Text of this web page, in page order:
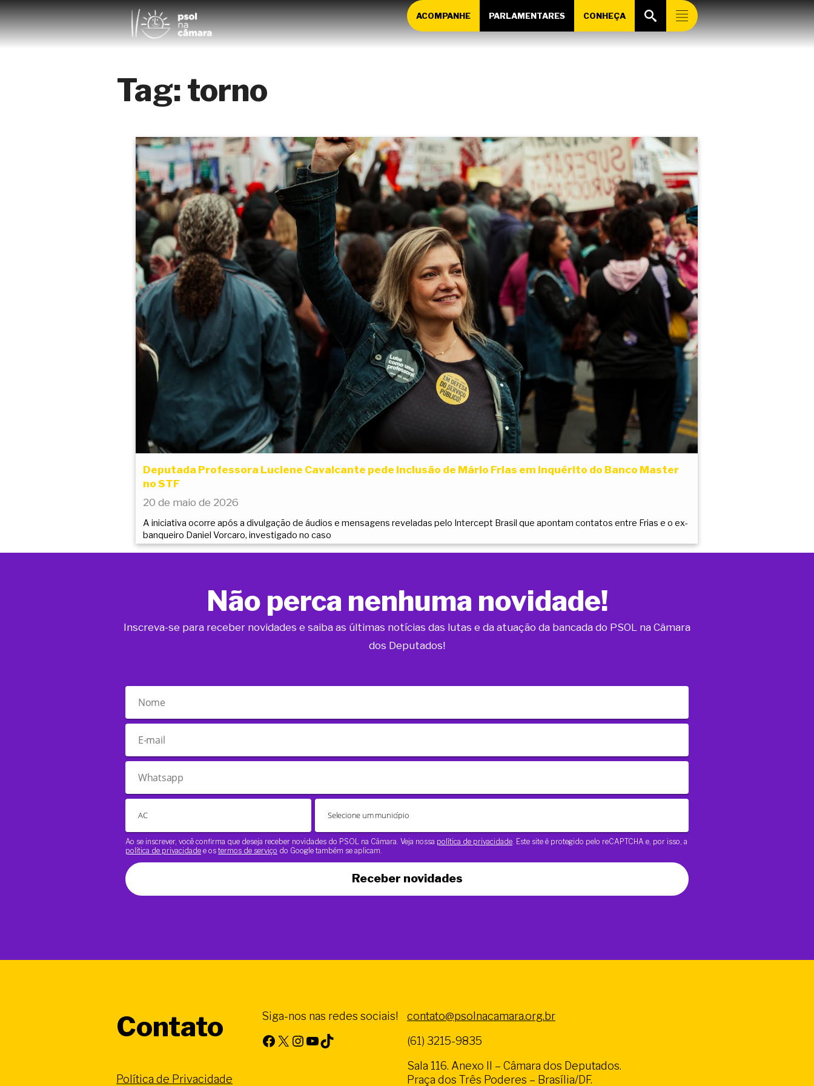
ACOMPANHE PARLAMENTARES CONHEÇA
Tag:torno
Deputada Professora Luciene Cavalcante pede inclusão de Mário Frias em inquérito do Banco Master
no STF
20 de maio de 2026
A iniciativa ocorre após a divulgação de áudios e mensagens reveladas pelo Intercept Brasil que apontam contatos entre Frias e o ex-
banqueiro Daniel Vorcaro, investigado no caso
Não perca nenhuma novidade!
Inscreva-se para receber novidades e saiba as últimas notícias das lutas e da atuação da bancada do PSOL na Câmara
dos Deputados!
Ao se inscrever, você confirma que deseja receber novidades do PSOL na Câmara. Veja nossa política de privacidade . Este site é protegido pelo reCAPTCHA e, por isso, a
política de privacidade e os termos de serviço do Google também se aplicam.
Receber novidades
Contato
Política de Privacidade
Siga-nos nas redes sociais!
Facebook X Instagram Youtube TikTok
contato@psolnacamara.org.br
(61) 3215-9835
Sala 116. Anexo II – Câmara dos Deputados.
Praça dos Três Poderes – Brasília/DF.